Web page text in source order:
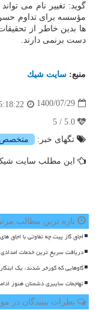
گوید: تغییر نام می
مؤسسه برای تداوم حسن
ها بدین خاطر از
دست برنمی دارند.
منبع: سایت شیك
1400/07/29
تگهای خبر:
متخصص
این مطلب سایت
تازه ترین مطالب
اجاق گاز پیت چه تفاوتی با اجاق
دریافت سریع ترین خدمات
گاوهایی که گورخر شدند، یک
تهاجمات سایبری دشمنان هنوز
نظرات بینندگان در